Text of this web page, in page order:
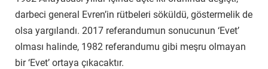
darbeci general Evren’in rütbeleri söküldü, göstermelik de
olsa yargılandı. 2017 referandumun sonucunun ‘Evet’
olması halinde, 1982 referandumu gibi meşru olmayan
bir ‘Evet’ ortaya çıkacaktır.